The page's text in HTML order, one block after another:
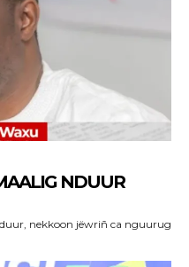
NDUUR
nekkoon jëwriñ ca nguurug